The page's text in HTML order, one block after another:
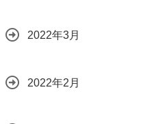
2022年3月
2022年2月